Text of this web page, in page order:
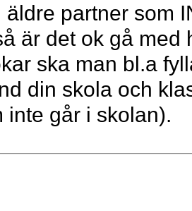
äldre partner som
är det ok gå med
ska man bl.a
din skola och
inte går i skolan).